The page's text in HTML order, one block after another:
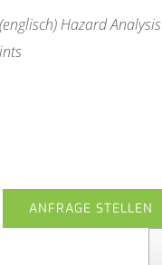
Hazard
ANFRAGE STELLEN